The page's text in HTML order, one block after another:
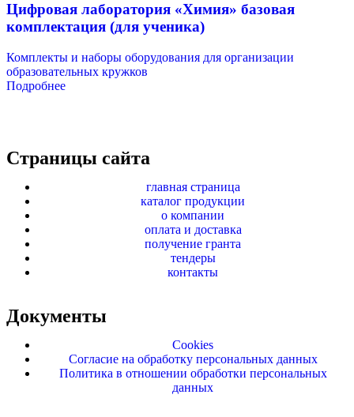
Цифровая лаборатория «Химия» базовая
комплектация (для ученика)
Комплекты и наборы оборудования для организации
образовательных кружков
Подробнее
Страницы сайта
главная страница
каталог продукции
о компании
оплата и доставка
получение гранта
тендеры
контакты
Документы
Cookies
Согласие на обработку персональных данных
Политика в отношении обработки персональных
данных